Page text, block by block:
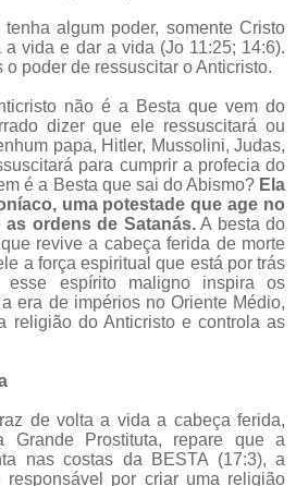
algum poder, somente Cristo
a vida e dar a vida (Jo 11:25; 14:6).
o poder de ressuscitar o Anticristo.
não é a Besta que vem do
dizer que ele ressuscitará ou
papa, Hitler, Mussolini, Judas,
para cumprir a profecia do
é a Besta que sai do Abismo? Ela
uma potestade que age no
ordens de Satanás.A besta do
revive a cabeça ferida de morte
a força espiritual que está por trás
esse espírito maligno inspira os
era de impérios no Oriente Médio,
religião do Anticristo e controla as
de volta a vida a cabeça ferida,
Grande Prostituta, repare que a
nas costas da BESTA (17:3), a
responsável por criar uma religião